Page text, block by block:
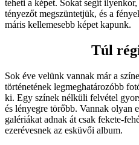
teheti a képet. Sokat segít
tényezőt megszüntetjük, és a
máris kellemesebb képet kapunk.
Túl
Sok éve velünk vannak már a
történetének legmeghatározóbb
ki. Egy színek nélküli felvétel
és lényegre törőbb. Vannak olyan
galériákat adnak át csak fekete-
ezerévesnek az esküvői album.